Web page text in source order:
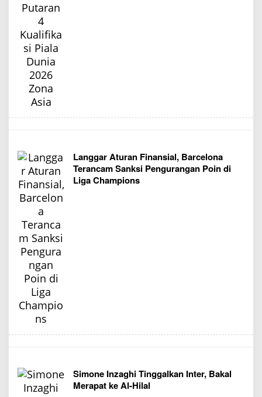
Langgar Aturan Finansial, Barcelona
Terancam Sanksi Pengurangan Poin di
Liga Champions
Simone Inzaghi Tinggalkan Inter, Bakal
Merapat ke Al-Hilal